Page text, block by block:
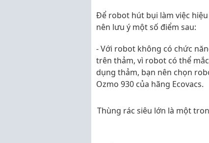
Để robot hút bụi làm việc
nên lưu ý một số điểm sau:
- Với robot không có chức
trên thảm, vì robot có thể
dụng thảm, bạn nên chọn
Ozmo 930 của hãng Ecovacs.
Thùng rác siêu lớn là một